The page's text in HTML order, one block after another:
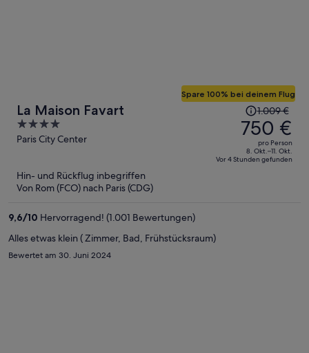
La Maison Favart
4
out
5
Paris City Center
Spare 100% bei deinem Flug
Der
Preis
betrug
1.009 €,
jetzt
1.009 €
750 €
pro Person
8. Okt.–11. Okt.
Vor 4 Stunden gefunden
Hin- und Rückflug inbegriffen
Von Rom (FCO) nach Paris (CDG)
9,6/10 Hervorragend! (1.001 Bewertungen)
Alles etwas klein ( Zimmer, Bad, Frühstücksraum)
Bewertet am 30. Juni 2024